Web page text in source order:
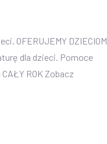
OFERUJEMY DZIECIOM
dla dzieci. Pomoce
ROK Zobacz